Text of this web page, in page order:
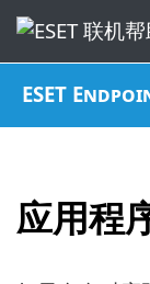
ESET
应用程